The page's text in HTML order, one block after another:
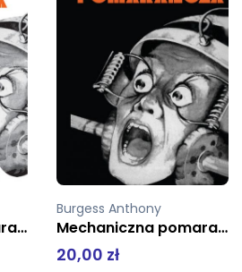
Mechaniczna pomarańcza Nakręcana pomarańcza Edycja specjalna
Burgess Anthony
Mechaniczna pomarańcza
20,00 zł